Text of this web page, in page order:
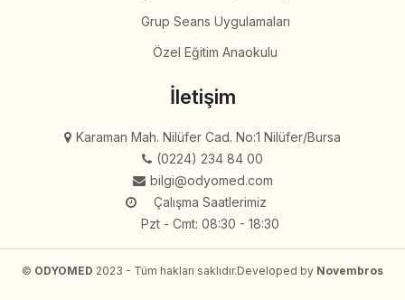
Grup Seans Uygulamaları
Özel Eğitim Anaokulu
İletişim
Karaman Mah. Nilüfer Cad. No:1 Nilüfer/Bursa
(0224) 234 84 00
bilgi@odyomed.com
Çalışma Saatlerimiz
Pzt - Cmt: 08:30 - 18:30
© ODYOMED 2023 - Tüm hakları saklıdır.Developed by Novembros